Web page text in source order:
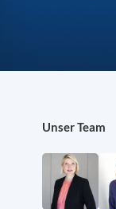
Unser Team